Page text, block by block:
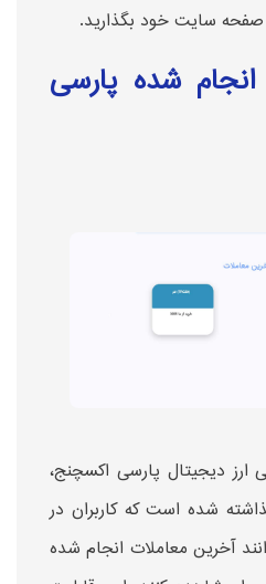
شده پارسی
دیجیتال پارسی اکسچنج،
شده است که کاربران در
آخرین معاملات انجام شده